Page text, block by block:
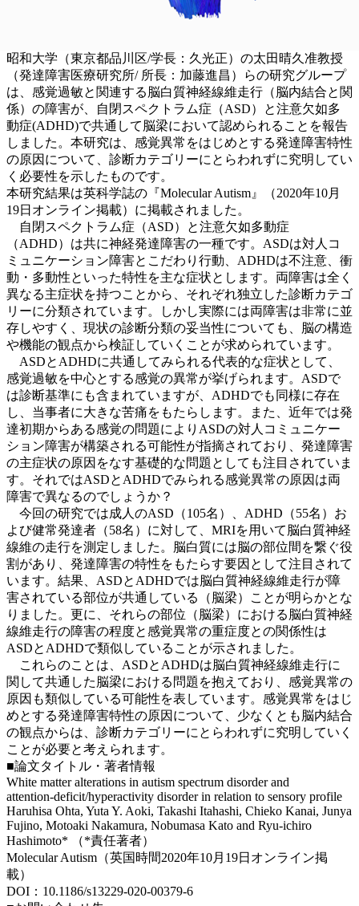
昭和大学（東京都品川区/学長：久光正）の太田晴久准教授
（発達障害医療研究所/ 所長：加藤進昌）らの研究グループ
は、感覚過敏と関連する脳白質神経線維走行（脳内結合と関
係）の障害が、自閉スペクトラム症（ASD）と注意欠如多
動症(ADHD)で共通して脳梁において認められることを報告
しました。本研究は、感覚異常をはじめとする発達障害特性
の原因について、診断カテゴリーにとらわれずに究明してい
く必要性を示したものです。
本研究結果は英科学誌の『Molecular Autism』（2020年10月
19日オンライン掲載）に掲載されました。
自閉スペクトラム症（ASD）と注意欠如多動症
（ADHD）は共に神経発達障害の一種です。ASDは対人コ
ミュニケーション障害とこだわり行動、ADHDは不注意、衝
動・多動性といった特性を主な症状とします。両障害は全く
異なる主症状を持つことから、それぞれ独立した診断カテゴ
リーに分類されています。しかし実際には両障害は非常に並
存しやすく、現状の診断分類の妥当性についても、脳の構造
や機能の観点から検証していくことが求められています。
ASDとADHDに共通してみられる代表的な症状として、
感覚過敏を中心とする感覚の異常が挙げられます。ASDで
は診断基準にも含まれていますが、ADHDでも同様に存在
し、当事者に大きな苦痛をもたらします。また、近年では発
達初期からある感覚の問題によりASDの対人コミュニケー
ション障害が構築される可能性が指摘されており、発達障害
の主症状の原因をなす基礎的な問題としても注目されていま
す。それではASDとADHDでみられる感覚異常の原因は両
障害で異なるのでしょうか？
今回の研究では成人のASD（105名）、ADHD（55名）お
よび健常発達者（58名）に対して、MRIを用いて脳白質神経
線維の走行を測定しました。脳白質には脳の部位間を繋ぐ役
割があり、発達障害の特性をもたらす要因として注目されて
います。結果、ASDとADHDでは脳白質神経線維走行が障
害されている部位が共通している（脳梁）ことが明らかとな
りました。更に、それらの部位（脳梁）における脳白質神経
線維走行の障害の程度と感覚異常の重症度との関係性は
ASDとADHDで類似していることが示されました。
これらのことは、ASDとADHDは脳白質神経線維走行に
関して共通した脳梁における問題を抱えており、感覚異常の
原因も類似している可能性を表しています。感覚異常をはじ
めとする発達障害特性の原因について、少なくとも脳内結合
の観点からは、診断カテゴリーにとらわれずに究明していく
ことが必要と考えられます。
■論文タイトル・著者情報
White matter alterations in autism spectrum disorder and
attention‑deficit/hyperactivity disorder in relation to sensory profile
Haruhisa Ohta, Yuta Y. Aoki, Takashi Itahashi, Chieko Kanai, Junya
Fujino, Motoaki Nakamura, Nobumasa Kato and Ryu‑ichiro
Hashimoto* （*責任著者）
Molecular Autism（英国時間2020年10月19日オンライン掲
載）
DOI：10.1186/s13229-020-00379-6